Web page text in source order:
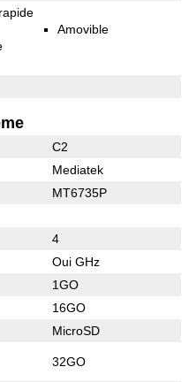
Amovible
C2
Mediatek
MT6735P
4
Oui GHz
1GO
16GO
MicroSD
32GO